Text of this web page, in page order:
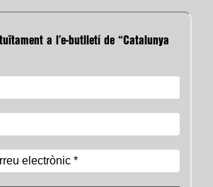
a l’e-butlletí de “Catalunya